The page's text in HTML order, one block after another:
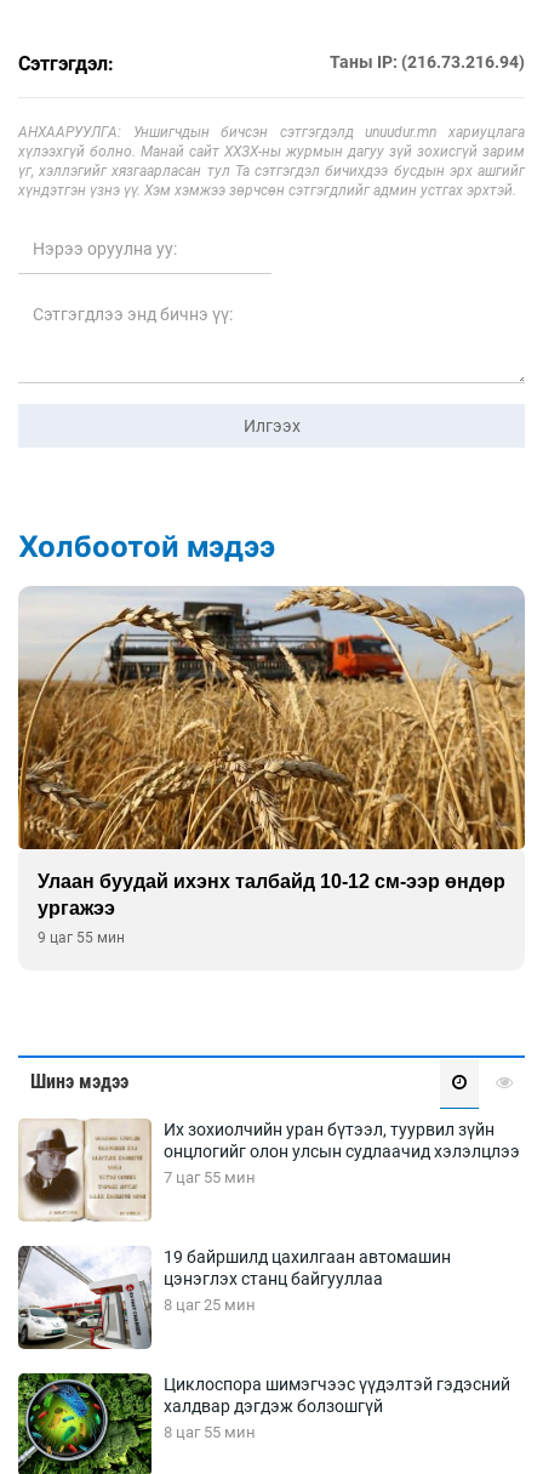
Сэтгэгдэл: Таны IP: (216.73.216.94)
АНХААРУУЛГА: Уншигчдын бичсэн сэтгэгдэлд unuudur.mn хариуцлага
хүлээхгүй болно. Манай сайт ХХЗХ-ны журмын дагуу зүй зохисгүй зарим
үг, хэллэгийг хязгаарласан тул Та сэтгэгдэл бичихдээ бусдын эрх ашгийг
хүндэтгэн үзнэ үү. Хэм хэмжээ зөрчсөн сэтгэгдлийг админ устгах эрхтэй.
Илгээх
Холбоотой мэдээ
Улаан буудай ихэнх талбайд 10-12 см-ээр өндөр
ургажээ
9 цаг 55 мин
Шинэ мэдээ
Их зохиолчийн уран бүтээл, туурвил зүйн
онцлогийг олон улсын судлаачид хэлэлцлээ
7 цаг 55 мин
19 байршилд цахилгаан автомашин
цэнэглэх станц байгууллаа
8 цаг 25 мин
Циклоспора шимэгчээс үүдэлтэй гэдэсний
халдвар дэгдэж болзошгүй
8 цаг 55 мин